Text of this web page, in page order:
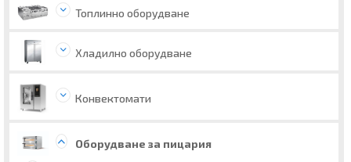
Топлинно оборудване
Хладилно оборудване
Конвектомати
Оборудване за пицария